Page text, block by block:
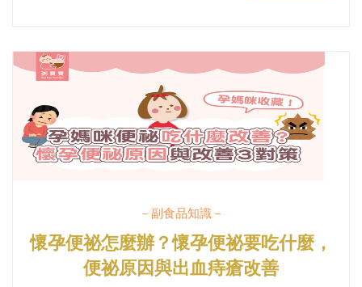
－副食品知識－
懷孕便祕怎麼辦？懷孕便祕要吃什麼，
便祕原因與出血痔瘡改善